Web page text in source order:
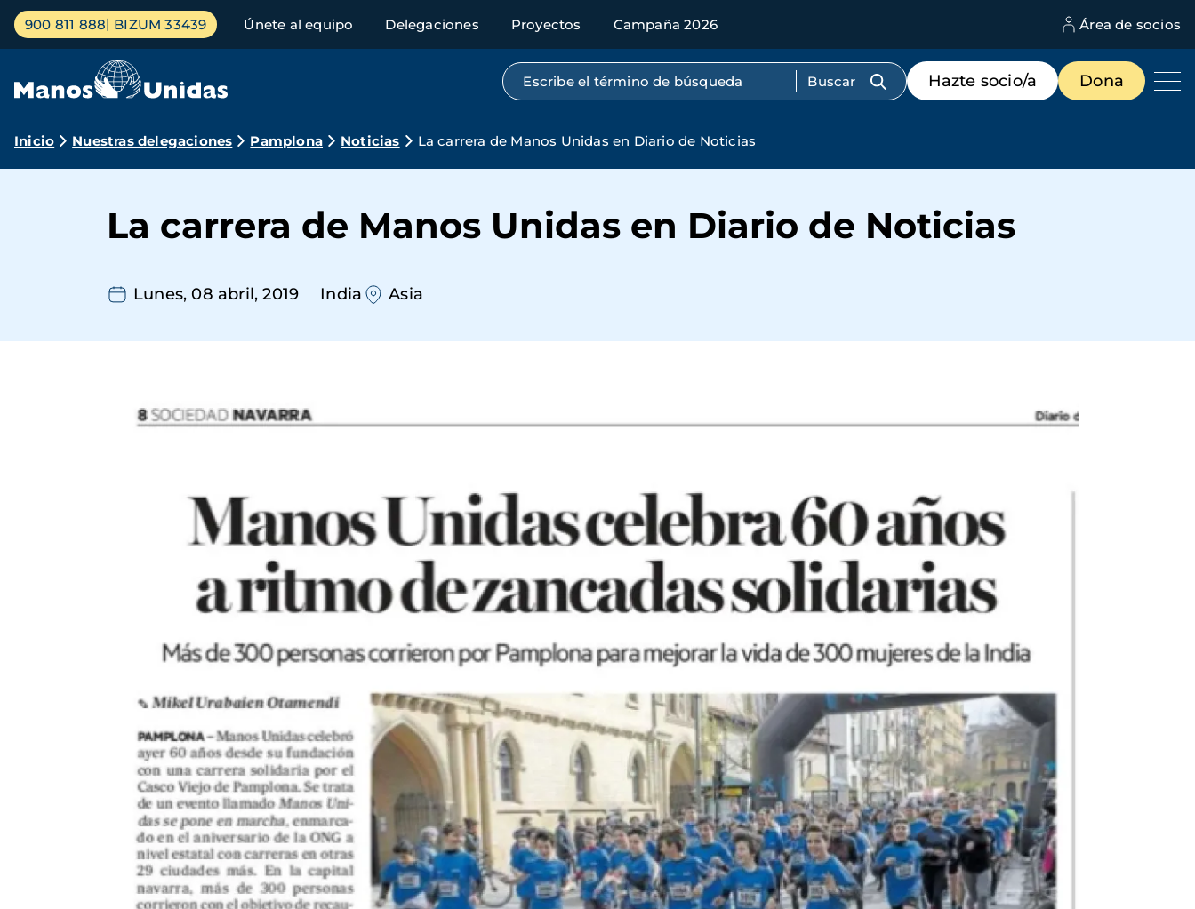
Pasar
contenido
Menú
principal
900 811 888 BIZUM 33439 Únete al equipo Delegaciones Proyectos Campaña 2026 Área de socios
Búsqueda por texto completo
Menú
de
destacados
Hazte socio/a Dona
Ruta
navegación
Inicio Nuestras delegaciones Pamplona Noticias La carrera de Manos Unidas en Diario de Noticias
La carrera de Manos Unidas en Diario de Noticias
Lunes, 08 abril, 2019 India Asia